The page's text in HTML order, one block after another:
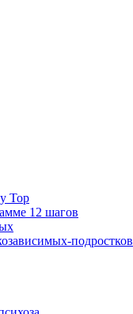
Top
12 шагов
подростков